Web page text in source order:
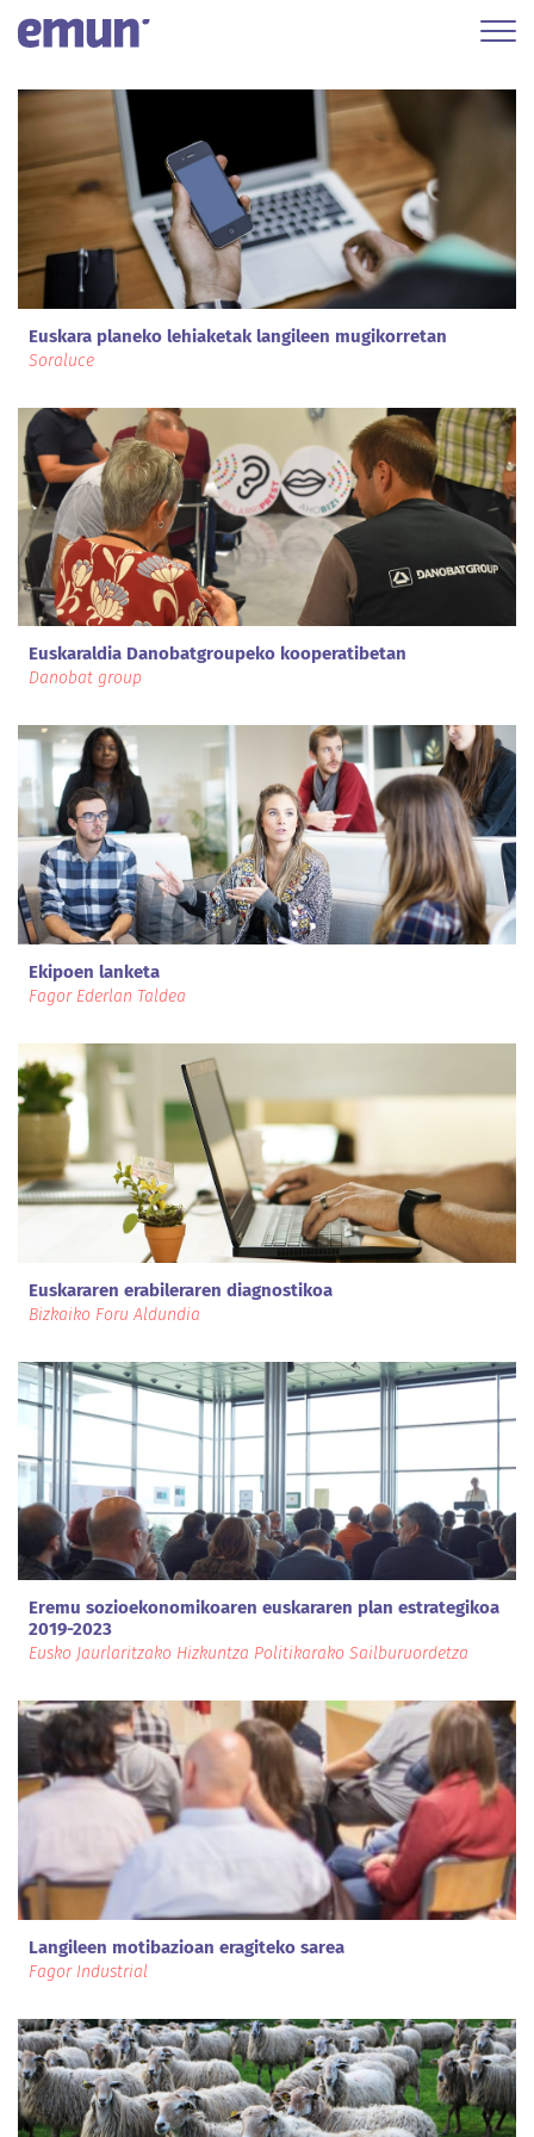
Euskara planeko lehiaketak langileen mugikorretan
Soraluce
Euskaraldia Danobatgroupeko kooperatibetan
Danobat group
Ekipoen lanketa
Fagor Ederlan Taldea
Euskararen erabileraren diagnostikoa
Bizkaiko Foru Aldundia
Eremu sozioekonomikoaren euskararen plan estrategikoa
2019-2023
Eusko Jaurlaritzako Hizkuntza Politikarako Sailburuordetza
Langileen motibazioan eragiteko sarea
Fagor Industrial